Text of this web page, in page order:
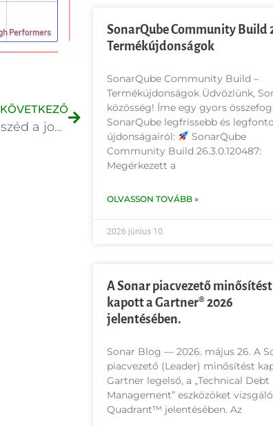
KÖVETKEZŐ
Sonar Summit – Globális párbeszéd a jobb szoftverek fejlesztéséről a mesterséges intelligencia korszakában
SonarQube Community Build
Termékújdonságok
SonarQube Community Build –
Termékújdonságok Üdvözlünk,
közösség! Íme egy gyors
SonarQube legfrissebb és
újdonságairól:
SonarQube
Community Build 26.3.0.120487:
Megérkezett a
OLVASSON TOVÁBB »
2026 június 10.
A Sonar piacvezető minősítést
kapott a Gartner® 2026
jelentésében.
Sonar Blog — 2026. május 26. A
piacvezető (Leader) minősítést
Gartner legelső, a „Technical Debt
Management” eszközöket
Quadrant™ jelentésében. Az